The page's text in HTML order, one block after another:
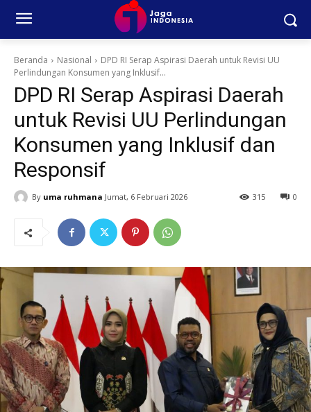
Beranda Nasional
DPD RI Serap Aspirasi Daerah untuk Revisi UU
Perlindungan Konsumen yang Inklusif...
DPD RI Serap Aspirasi Daerah
untuk Revisi UU Perlindungan
Konsumen yang Inklusif dan
Responsif
By uma ruhmana Jumat, 6 Februari 2026 0
315